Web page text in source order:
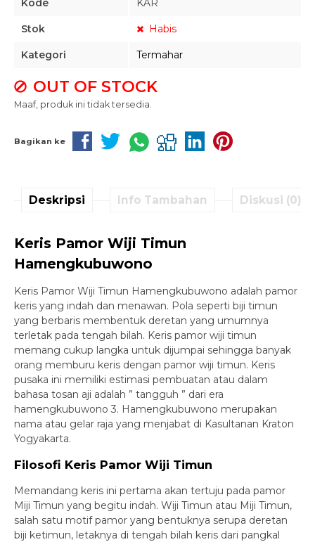
Kode KAR
Stok Habis
Kategori Termahar
OUT OF STOCK
Maaf, produk ini tidak tersedia.
Bagikan ke
Deskripsi Info Tambahan Diskusi (0)
Keris Pamor Wiji Timun
Hamengkubuwono
Keris Pamor Wiji Timun Hamengkubuwono adalah pamor
keris yang indah dan menawan. Pola seperti biji timun
yang berbaris membentuk deretan yang umumnya
terletak pada tengah bilah. Keris pamor wiji timun
memang cukup langka untuk dijumpai sehingga banyak
orang memburu keris dengan pamor wiji timun. Keris
pusaka ini memiliki estimasi pembuatan atau dalam
bahasa tosan aji adalah ” tangguh ” dari era
hamengkubuwono 3. Hamengkubuwono merupakan
nama atau gelar raja yang menjabat di Kasultanan Kraton
Yogyakarta.
Filosofi Keris Pamor Wiji Timun
Memandang keris ini pertama akan tertuju pada pamor
Miji Timun yang begitu indah. Wiji Timun atau Miji Timun,
salah satu motif pamor yang bentuknya serupa deretan
biji ketimun, letaknya di tengah bilah keris dari pangkal